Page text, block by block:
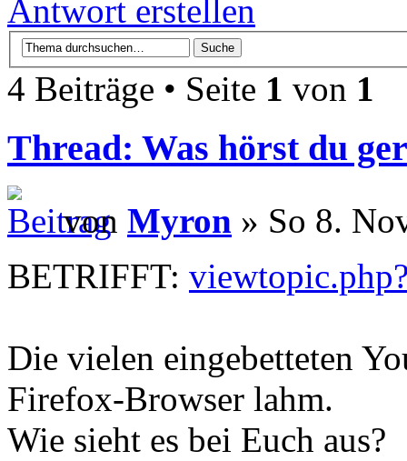
Antwort erstellen
4 Beiträge • Seite 1 von 1
Thread: Was hörst du
von Myron » So 8.
BETRIFFT:
Die vielen eingebetteten
Firefox-Browser lahm.
Wie sieht es bei Euch aus?